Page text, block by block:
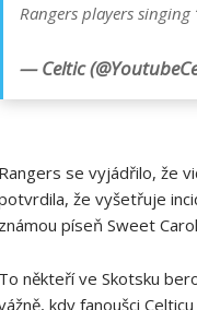
Rangers players singing
— Celtic
Rangers se vyjádřilo, že
že vyšetřuje
známou píseň Sweet
To někteří ve Skotsku
kdy fanoušci